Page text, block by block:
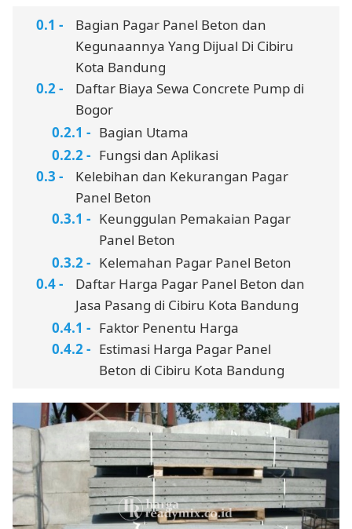
Bagian Pagar Panel Beton dan
Kegunaannya Yang Dijual Di Cibiru
Kota Bandung
Daftar Biaya Sewa Concrete Pump di
Bogor
Bagian Utama
Fungsi dan Aplikasi
Kelebihan dan Kekurangan Pagar
Panel Beton
Keunggulan Pemakaian Pagar
Panel Beton
Kelemahan Pagar Panel Beton
Daftar Harga Pagar Panel Beton dan
Jasa Pasang di Cibiru Kota Bandung
Faktor Penentu Harga
Estimasi Harga Pagar Panel
Beton di Cibiru Kota Bandung